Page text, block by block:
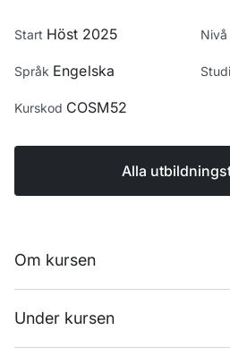
Start Höst 2025 Nivå
Språk Engelska
Kurskod COSM52
Alla
Om kursen
Under kursen